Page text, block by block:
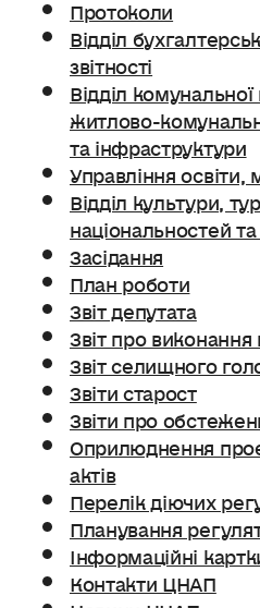
Протоколи
Відділ
звітності
Відділ комунальної
житлово-
та інфраструктури
Управління освіти,
Відділ культури,
національностей та
Засідання
План роботи
Звіт депутата
Звіт про
Звіт селищного
Звіти старост
Звіти про
Оприлюднення
актів
Перелік діючих
Планування
Інформаційні
Контакти ЦНАП